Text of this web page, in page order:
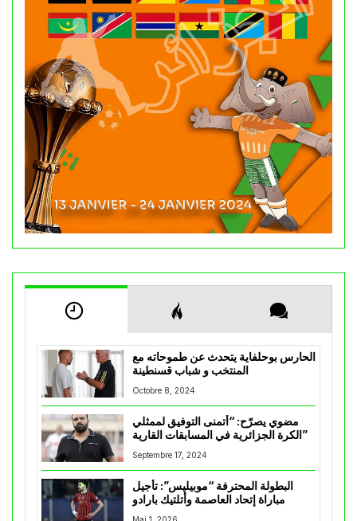
الحارس بوحلفاية يتحدث عن طموحاته مع
المنتخب و شباب قسنطينة
Octobre 8, 2024
مضوي يصرّح: “أتمنى التوفيق لممثلي
الكرة الجزائرية في المسابقات القارية”
Septembre 17, 2024
البطولة المحترفة “موبيليس”: تأجيل
مباراة إتحاد العاصمة وأتلتيك بارادو
Mai 1, 2026